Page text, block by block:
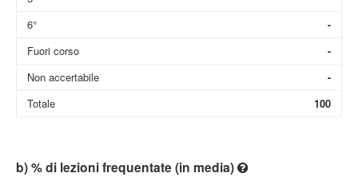
6°
Fuori corso
Non accertabile
Totale
-
-
-
100
b) % di lezioni frequentate (in media)